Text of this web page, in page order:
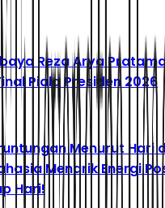
Reza Arya
Piala Presiden 2026
Menurut Hari
Menarik Energi
Hari!